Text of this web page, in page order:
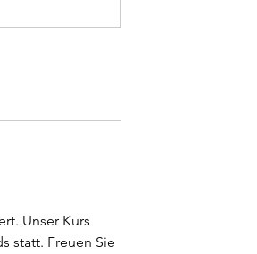
Unser Kurs
statt. Freuen Sie